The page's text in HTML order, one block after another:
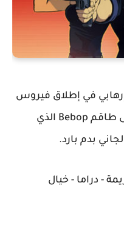
في إطلاق فيروس
قاتل على الجماهير ، ويتعين على طاقم Bebop الذي
بدم بارد.
- دراما - خيال